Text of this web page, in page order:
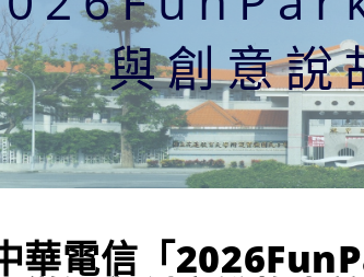
與創意說
華電信「